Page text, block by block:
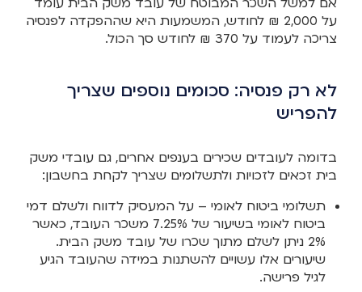
על 2,000 ₪ לחודש, המשמעות היא שההפקדה לפנסיה
צריכה לעמוד על 370 ₪ לחודש סך הכול.
לא רק פנסיה: סכומים נוספים שצריך
להפריש
בדומה לעובדים שכירים בענפים אחרים, גם עובדי משק
בית זכאים לזכויות ולתשלומים שצריך לקחת בחשבון:
תשלומי ביטוח לאומי – על המעסיק לדווח ולשלם דמי
ביטוח לאומי בשיעור של 7.25% משכר העובד, כאשר
2% ניתן לשלם מתוך שכרו של עובד משק הבית.
שיעורים אלו עשויים להשתנות במידה שהעובד הגיע
לגיל פרישה.